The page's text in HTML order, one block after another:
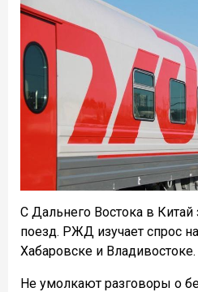
С Дальнего Востока в Китай
поезд. РЖД изучает спрос
Хабаровске и Владивостоке.
Не умолкают разговоры о